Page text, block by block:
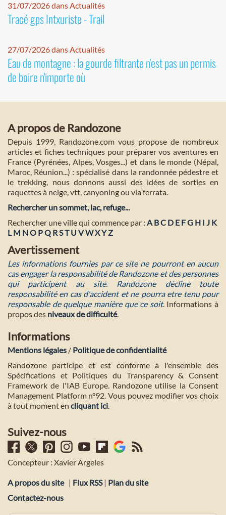
31/07/2026 dans Actualités
Tracé gps Intxuriste - Trail
27/07/2026 dans Actualités
Eau de montagne : la gourde filtrante n'est pas un permis
de boire n'importe où
A propos de Randozone
Depuis 1999, Randozone.com vous propose de nombreux
articles et fiches techniques pour préparer vos aventures en
France (Pyrénées, Alpes, Vosges...) et dans le monde (Népal,
Maroc, Réunion...) : spécialisé dans la randonnée pédestre et
le trekking, nous donnons aussi des idées de sorties en
raquettes à neige, vtt, canyoning ou via ferrata.
Rechercher un sommet, lac, refuge...
Rechercher une ville qui commence par : A BC D E FG H I J K
L M NO PQ RST U VWXYZ
Avertissement
Les informations fournies par ce site ne pourront en aucun
cas engager la responsabilité de Randozone et des personnes
qui participent au site. Randozone décline toute
responsabilité en cas d'accident et ne pourra etre tenu pour
responsable de quelque manière que ce soit. Informations à
propos des niveaux de difficulté.
Informations
Mentions légales / Politique de confidentialité
Randozone participe et est conforme à l'ensemble des
Spécifications et Politiques du Transparency & Consent
Framework de l'IAB Europe. Randozone utilise la Consent
Management Platform n°92. Vous pouvez modifier vos choix
à tout moment en cliquant ici.
Suivez-nous
Concepteur : Xavier Argeles
A propos du site | Flux RSS| Plan du site
Contactez-nous